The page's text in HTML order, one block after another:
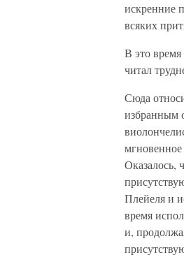
искренние
всяких
В это время
читал
Сюда
избранным
Оказалось,
Плейеля и
время
и,